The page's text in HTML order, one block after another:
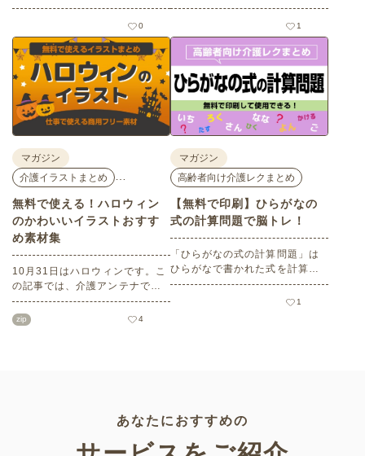
ました。医師による人気講演か
ら、気軽に参加できるミニ講
座、体験型の企業ブースまで、
介護・医療・健康の“学び・体
験・相談”が一度にできる、見ど
ころ満載のイベントの様子をレ
ポートします。
0
めの梅の名所を５選紹介しま
す。見どころはもちろんのこと
バリアフリーの設備面について
も紹介しているので、介護施設
などでの外出アクティビティの
事前チェックの際にぜひ参考に
してください。
1
マガジン
介護イラストまとめ
…
無料で使える！ハロウィン
のかわいいイラストおすす
め素材集
10月31日はハロウィンです。こ
の記事では、介護アンテナで扱
う高齢者向けイラスト素材か
ら、ハロウィンにちなんだおば
zip 4
マガジン
高齢者向け介護レクまとめ
【無料で印刷】ひらがなの
式の計算問題で脳トレ！
「ひらがなの式の計算問題」は
ひらがなで書かれた式を計算す
る問題です。想像力やワーキン
グメモリのトレーニングとして
1
あなたにおすすめの